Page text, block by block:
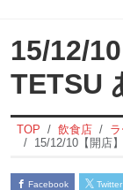
15/12/
TETSU
TOP 飲食店
15/12/10【開店
Facebook Twitter